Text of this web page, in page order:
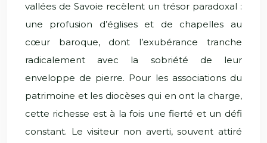
vallées de Savoie recèlent un trésor paradoxal :
une profusion d’églises et de chapelles au
cœur baroque, dont l’exubérance tranche
radicalement avec la sobriété de leur
enveloppe de pierre. Pour les associations du
patrimoine et les diocèses qui en ont la charge,
cette richesse est à la fois une fierté et un défi
constant. Le visiteur non averti, souvent attiré